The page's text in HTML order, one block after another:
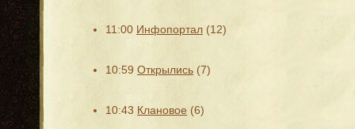
11:00 Инфопортал (12)
10:59 Открылись (7)
10:43 Клановое (6)